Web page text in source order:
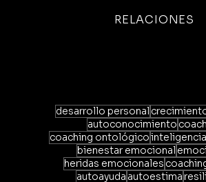
RELACIONES
desarrollo personal
autoconocimiento
coaching ontológico
bienestar emocional
heridas emocionales
autoayuda autoestima